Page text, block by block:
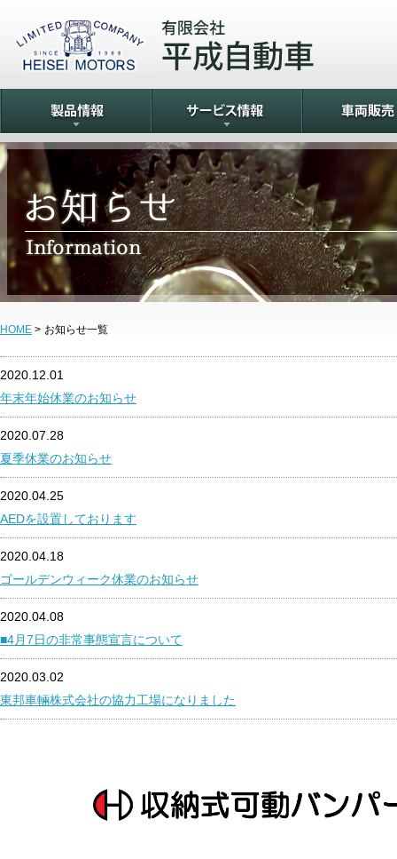
HOME > お知らせ一覧
2020.12.01
年末年始休業のお知らせ
2020.07.28
夏季休業のお知らせ
2020.04.25
AEDを設置しております
2020.04.18
ゴールデンウィーク休業のお知らせ
2020.04.08
■4月7日の非常事態宣言について
2020.03.02
東邦車輛株式会社の協力工場になりました